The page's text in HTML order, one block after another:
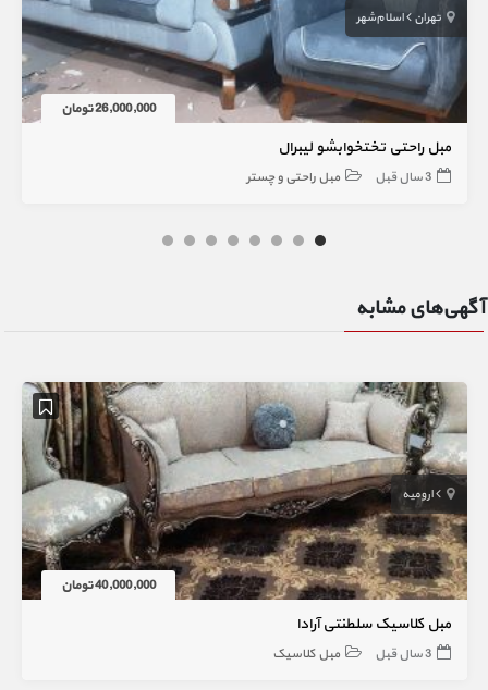
تهران اسلام‌شهر
26,000,000 تومان
مبل راحتی تختخوابشو لیبرال
3 سال قبل مبل راحتی و چستر
آگهی‌های مشابه
ارومیه
40,000,000 تومان
مبل کلاسیک سلطنتی آرادا
3 سال قبل مبل کلاسیک